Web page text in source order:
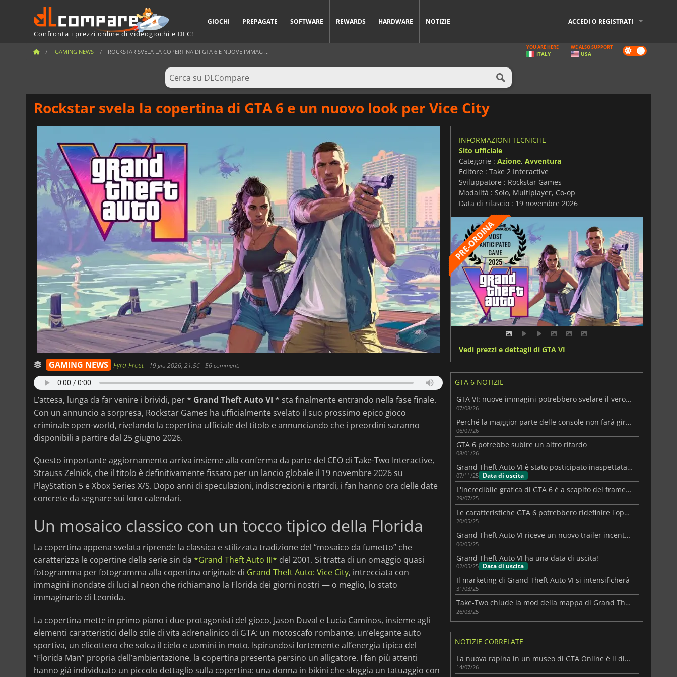
Confronta i prezzi online di videogiochi e DLC!
GIOCHI PREPAGATE SOFTWARE REWARDS HARDWARE NOTIZIE ACCEDI O REGISTRATI
GAMING NEWS ROCKSTAR SVELA LA COPERTINA DI GTA 6 E NUOVE IMMAG ... Dark
mode
YOU ARE HERE
ITALY
WE ALSO SUPPORT
USA
Rockstar svela la copertina di GTA 6 e un nuovo look per Vice City
GAMING NEWS Fyra Frost- 19 giu 2026, 21:56- 56 commenti
L’attesa, lunga da far venire i brividi, per * Grand Theft Auto VI * sta finalmente entrando nella fase finale.
Con un annuncio a sorpresa, Rockstar Games ha ufficialmente svelato il suo prossimo epico gioco
criminale open-world, rivelando la copertina ufficiale del titolo e annunciando che i preordini saranno
disponibili a partire dal 25 giugno 2026.
Questo importante aggiornamento arriva insieme alla conferma da parte del CEO di Take-Two Interactive,
Strauss Zelnick, che il titolo è definitivamente fissato per un lancio globale il 19 novembre 2026 su
PlayStation 5 e Xbox Series X/S. Dopo anni di speculazioni, indiscrezioni e ritardi, i fan hanno ora delle date
concrete da segnare sui loro calendari.
Un mosaico classico con un tocco tipico della Florida
La copertina appena svelata riprende la classica e stilizzata tradizione del “mosaico da fumetto” che
caratterizza le copertine della serie sin da *Grand Theft Auto III* del 2001. Si tratta di un omaggio quasi
fotogramma per fotogramma alla copertina originale di Grand Theft Auto: Vice City, intrecciata con
immagini inondate di luci al neon che richiamano la Florida dei giorni nostri — o meglio, lo stato
immaginario di Leonida.
La copertina mette in primo piano i due protagonisti del gioco, Jason Duval e Lucia Caminos, insieme agli
elementi caratteristici dello stile di vita adrenalinico di GTA: un motoscafo rombante, un’elegante auto
sportiva, un elicottero che solca il cielo e uomini in moto. Ispirandosi fortemente all’energia tipica del
“Florida Man” propria dell’ambientazione, la copertina presenta persino un alligatore. I fan più attenti
hanno già individuato un piccolo dettaglio sulla copertina: una donna in bikini che sfoggia un tatuaggio con
INFORMAZIONI TECNICHE
Sito ufficiale
Categorie : Azione, Avventura
Editore : Take 2 Interactive
Sviluppatore : Rockstar Games
Modalità : Solo, Multiplayer, Co-op
Data di rilascio : 19 novembre 2026
Vedi prezzi e dettagli di GTA VI
GTA 6 NOTIZIE
GTA VI: nuove immagini potrebbero svelare il vero gameplay
07/08/26
Perché la maggior parte delle console non farà girare GTA VI a 60 FPS
06/07/26
GTA 6 potrebbe subire un altro ritardo
08/01/26
Grand Theft Auto VI è stato posticipato inaspettatamente
07/11/25 Data di uscita
L'incredibile grafica di GTA 6 è a scapito del frame rate?
29/07/25
Le caratteristiche GTA 6 potrebbero ridefinire l'open-world
20/05/25
Grand Theft Auto VI riceve un nuovo trailer incentrato su Jason
06/05/25
Grand Theft Auto VI ha una data di uscita!
02/05/25 Data di uscita
Il marketing di Grand Theft Auto VI si intensificherà
31/03/25
Take-Two chiude la mod della mappa di Grand Theft Auto VI
26/03/25
NOTIZIE CORRELATE
La nuova rapina in un museo di GTA Online è il diversivo perfetto in attesa di GTA 6
14/07/26